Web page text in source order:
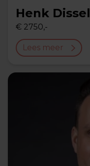
Henk Dissel
€ 2750,-
Lees meer